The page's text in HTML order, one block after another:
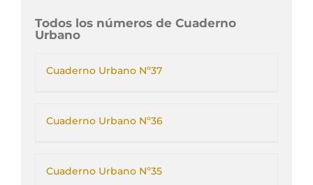
Todos los números de Cuaderno
Urbano
Cuaderno Urbano Nº37
Cuaderno Urbano Nº36
Cuaderno Urbano Nº35